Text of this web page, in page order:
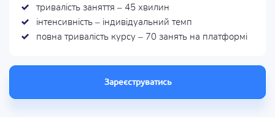
тривалість заняття – 45 хвилин
інтенсивність – індивідуальний темп
повна тривалість курсу – 70 занять на платформі
Зареєструватись